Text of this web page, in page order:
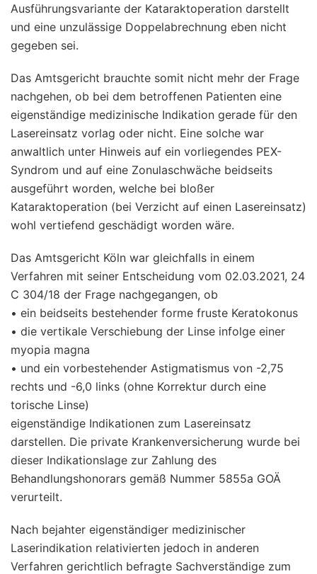
Ausführungsvariante der Kataraktoperation darstellt
und eine unzulässige Doppelabrechnung eben nicht
gegeben sei.
Das Amtsgericht brauchte somit nicht mehr der Frage
nachgehen, ob bei dem betroffenen Patienten eine
eigenständige medizinische Indikation gerade für den
Lasereinsatz vorlag oder nicht. Eine solche war
anwaltlich unter Hinweis auf ein vorliegendes PEX-
Syndrom und auf eine Zonulaschwäche beidseits
ausgeführt worden, welche bei bloßer
Kataraktoperation (bei Verzicht auf einen Lasereinsatz)
wohl vertiefend geschädigt worden wäre.
Das Amtsgericht Köln war gleichfalls in einem
Verfahren mit seiner Entscheidung vom 02.03.2021, 24
C 304/18 der Frage nachgegangen, ob
• ein beidseits bestehender forme fruste Keratokonus
• die vertikale Verschiebung der Linse infolge einer
myopia magna
• und ein vorbestehender Astigmatismus von -2,75
rechts und -6,0 links (ohne Korrektur durch eine
torische Linse)
eigenständige Indikationen zum Lasereinsatz
darstellen. Die private Krankenversicherung wurde bei
dieser Indikationslage zur Zahlung des
Behandlungshonorars gemäß Nummer 5855a GOÄ
verurteilt.
Nach bejahter eigenständiger medizinischer
Laserindikation relativierten jedoch in anderen
Verfahren gerichtlich befragte Sachverständige zum